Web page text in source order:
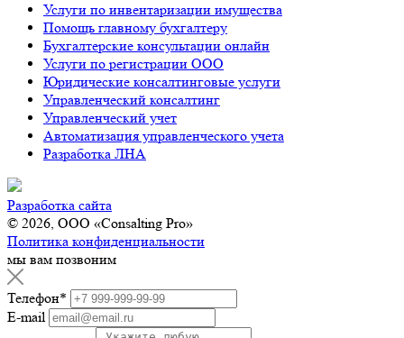
Услуги по инвентаризации имущества
Помощь главному бухгалтеру
Бухгалтерские консультации онлайн
Услуги по регистрации ООО
Юридические консалтинговые услуги
Управленческий консалтинг
Управленческий учет
Автоматизация управленческого учета
Разработка ЛНА
Разработка сайта
© 2026, ООО «Consalting Pro»
Политика конфиденциальности
мы вам позвоним
Телефон*
E-mail